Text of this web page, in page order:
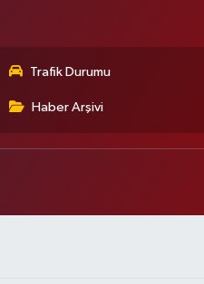
Trafik Durumu
Haber Arşivi